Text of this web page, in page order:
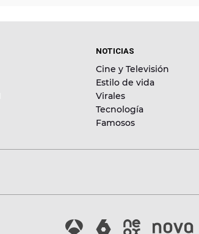
NOTICIAS
Cine y Televisión
Estilo de vida
Virales
Tecnología
Famosos